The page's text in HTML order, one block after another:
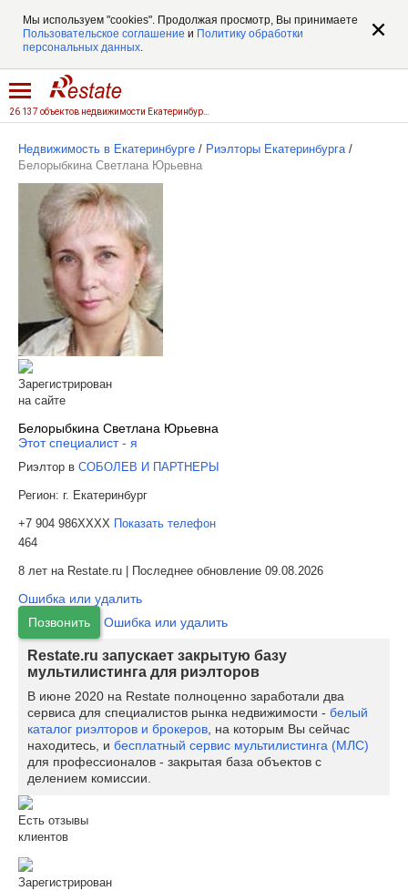
Мы используем "cookies". Продолжая просмотр, Вы принимаете
Пользовательское соглашение и Политику обработки
персональных данных.
Недвижимость в Екатеринбурге / Риэлторы Екатеринбурга /
Белорыбкина Светлана Юрьевна
Зарегистрирован
на сайте
Белорыбкина Светлана Юрьевна
Этот специалист - я
Риэлтор в СОБОЛЕВ И ПАРТНЕРЫ
Регион: г. Екатеринбург
+7 904 986XXXX Показать телефон
464
8 лет на Restate.ru | Последнее обновление 09.08.2026
Ошибка или удалить
Позвонить
Ошибка или удалить
Restate.ru запускает закрытую базу
мультилистинга для риэлторов
В июне 2020 на Restate полноценно заработали два
сервиса для специалистов рынка недвижимости - белый
каталог риэлторов и брокеров , на которым Вы сейчас
находитесь, и бесплатный сервис мультилистинга (МЛС)
для профессионалов - закрытая база объектов с
делением комиссии.
Есть отзывы
клиентов
Зарегистрирован